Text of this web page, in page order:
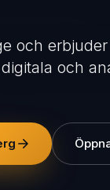
och
och